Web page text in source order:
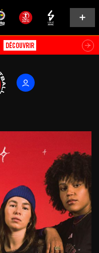
Découvrir